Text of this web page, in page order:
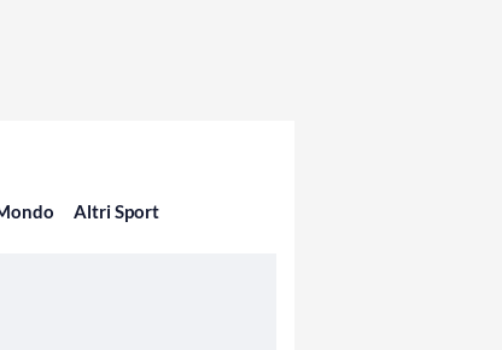
Altri Sport